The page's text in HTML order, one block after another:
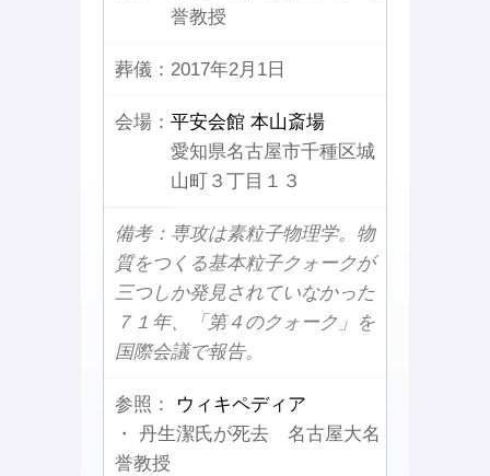
誉教授
葬儀： 2017年2月1日
会場： 平安会館 本山斎場
愛知県名古屋市千種区城
山町３丁目１３
備考：専攻は素粒子物理学。物
質をつくる基本粒子クォークが
三つしか発見されていなかった
７１年、「第４のクォーク」を
国際会議で報告。
参照：
ウィキペディア
・ 丹生潔氏が死去 名古屋大名
誉教授